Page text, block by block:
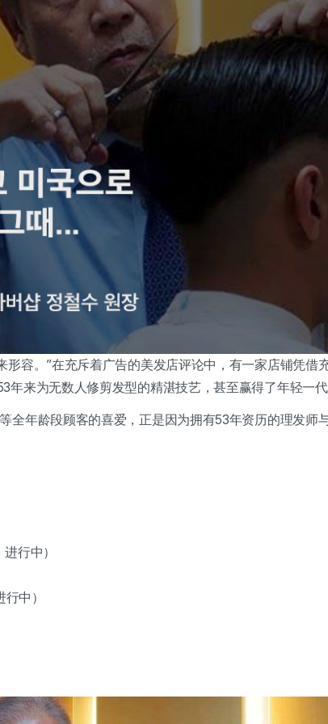
容。”在充斥着广告的美发店评论中，有一家店铺凭借
来为无数人修剪发型的精湛技艺，甚至赢得了年轻一代
全年龄段顾客的喜爱，正是因为拥有53年资历的理发师
行中）
中）